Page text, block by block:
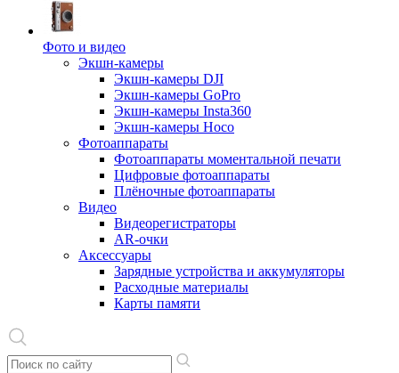
Фото и видео
Экшн-камеры
Экшн-камеры DJI
Экшн-камеры GoPro
Экшн-камеры Insta360
Экшн-камеры Hoco
Фотоаппараты
Фотоаппараты моментальной печати
Цифровые фотоаппараты
Плёночные фотоаппараты
Видео
Видеорегистраторы
AR-очки
Аксессуары
Зарядные устройства и аккумуляторы
Расходные материалы
Карты памяти